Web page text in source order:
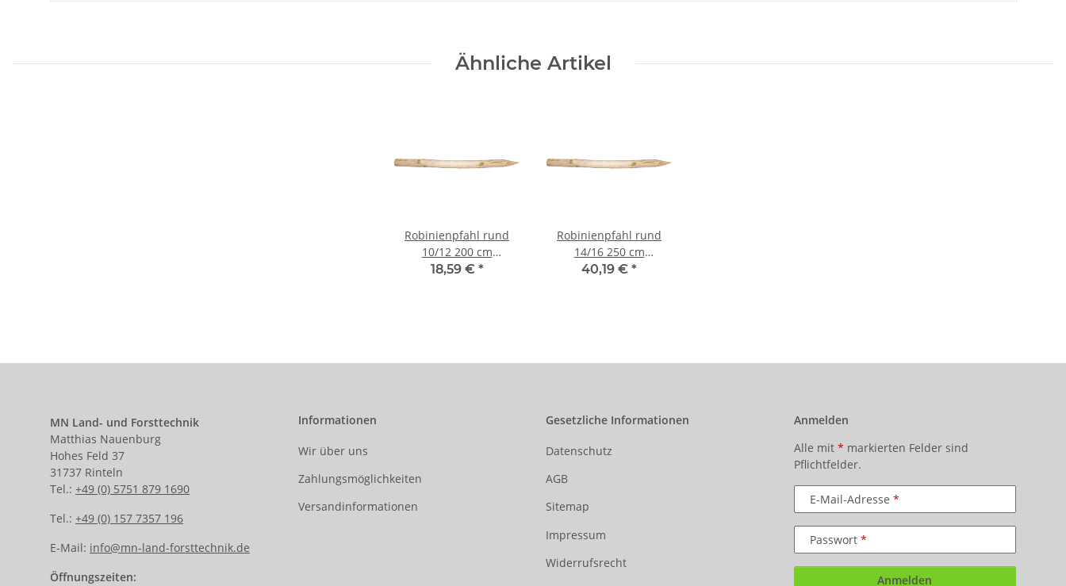
Ähnliche Artikel
Robinienpfahl rund
10/12 200 cm
Kurvenpfosten
18,59 € *
Robinienpfahl rund
14/16 250 cm
Eckpfosten
40,19 € *
MN Land- und Forsttechnik
Matthias Nauenburg
Hohes Feld 37
31737 Rinteln
Tel.: +49 (0) 5751 879 1690
Tel.: +49 (0) 157 7357 196
E-Mail: info@mn-land-forsttechnik.de
Öffnungszeiten:
Informationen
Wir über uns
Zahlungsmöglichkeiten
Versandinformationen
Gesetzliche Informationen
Datenschutz
AGB
Sitemap
Impressum
Widerrufsrecht
Anmelden
Alle mit * markierten Felder sind
Pflichtfelder.
E-Mail-Adresse
Passwort
Anmelden